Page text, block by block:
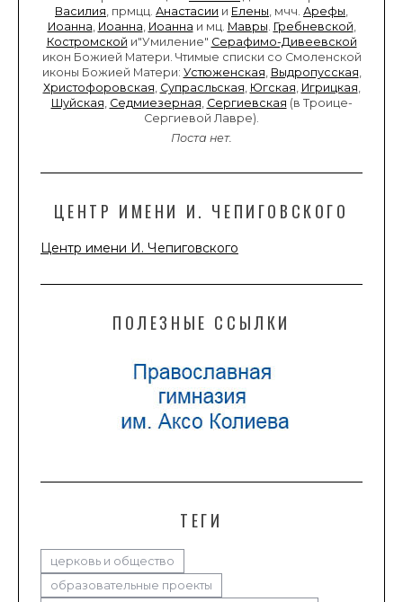
Василия, прмцц. Анастасии и Елены, мчч. Арефы,
Иоанна, Иоанна, Иоанна и мц. Мавры. Гребневской,
Костромской и"Умиление" Серафимо-Дивеевской
икон Божией Матери. Чтимые списки со Смоленской
иконы Божией Матери: Устюженская, Выдропусская,
Христофоровская, Супрасльская, Югская, Игрицкая,
Шуйская, Седмиезерная, Сергиевская (в Троице-
Сергиевой Лавре).
Поста нет.
ЦЕНТР ИМЕНИ И. ЧЕПИГОВСКОГО
Центр имени И. Чепиговского
ПОЛЕЗНЫЕ ССЫЛКИ
ТЕГИ
церковь и общество
образовательные проекты